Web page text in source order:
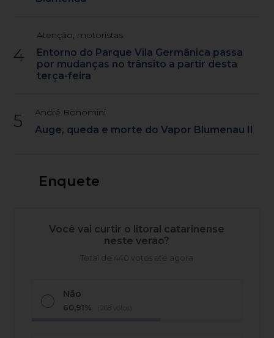
4
Atenção, motoristas
Entorno do Parque Vila Germânica passa
por mudanças no trânsito a partir desta
terça-feira
5 André Bonomini
Auge, queda e morte do Vapor Blumenau II
Enquete
Você vai curtir o litoral catarinense
neste verão?
Total de 440 votos até agora
Não
60,91% (268 votos)